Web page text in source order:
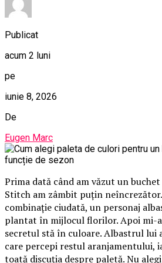
Publicat
acum 2 luni
pe
iunie 8, 2026
De
Eugen Marc
Prima dată când am văzut un
Stitch am zâmbit puțin
combinație ciudată, un personaj
plantat în mijlocul florilor. Apoi mi-
secretul stă în culoare. Albastrul lui
care percepi restul aranjamentului,
toată discuția despre paletă. Nu